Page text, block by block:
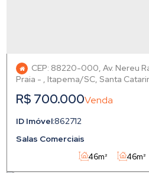
Salas Comerciais
R$ 700.000
862712
CEP: 88220-000, Av. Nereu
Praia
, Itapema , Santa
46m² 46m²